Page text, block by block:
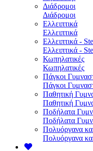
Διάδρομοι
Διάδρομοι
Ελλειπτικά
Ελλειπτικά
Ελλειπτικά -
Ελλειπτικά -
Κωπηλατικές
Κωπηλατικές
Πάγκοι
Πάγκοι
Παθητική
Παθητική
Ποδήλατα
Ποδήλατα
Πολυόργανα
Πολυόργανα